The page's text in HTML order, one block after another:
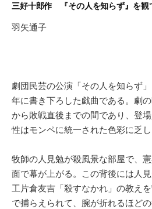
三好十郎作 『その人を知らず』を観
羽矢通子
劇団民芸の公演「その人を知らず
年に書き下ろした戯曲である。劇
から敗戦直後までの間であり、登
性はモンペに統一された色彩に乏し
牧師の人見勉が殺風景な部屋で、
面で幕が上がる。この背後には人
工片倉友吉「殺すなかれ」の教え
で捕らえられて、腕が折れるほど